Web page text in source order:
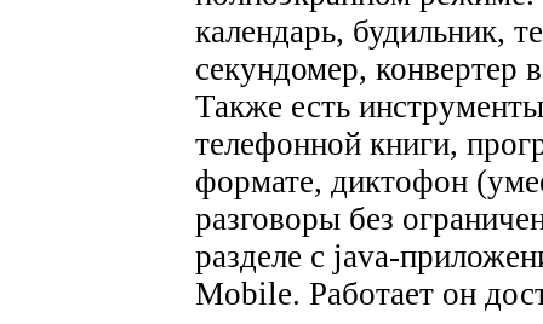
календарь, будильник,
секундомер, конвертер
Также есть
телефонной книги,
формате, диктофон
разговоры без
разделе с java-
Mobile. Работает он